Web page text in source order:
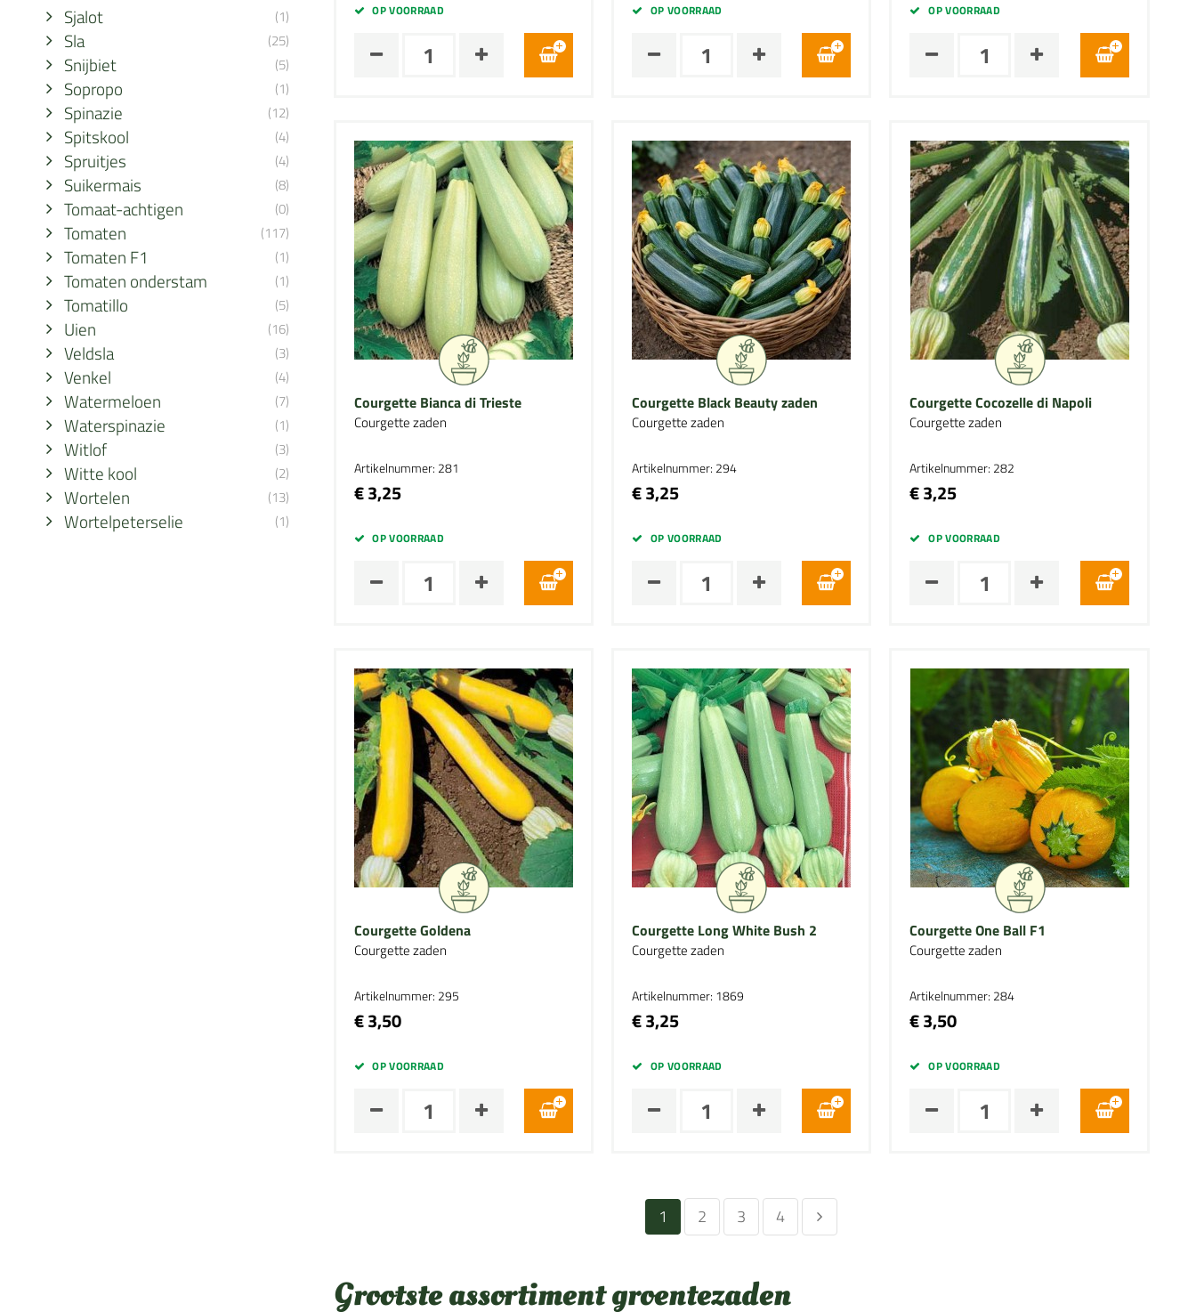
Sjalot (1)
Sla (25)
Snijbiet (5)
Sopropo (1)
Spinazie (12)
Spitskool (4)
Spruitjes (4)
Suikermais (8)
Tomaat-achtigen (0)
Tomaten (117)
Tomaten F1 (1)
Tomaten onderstam (1)
Tomatillo (5)
Uien (16)
Veldsla (3)
Venkel (4)
Watermeloen (7)
Waterspinazie (1)
Witlof (3)
Witte kool (2)
Wortelen (13)
Wortelpeterselie (1)
OP VOORRAAD OP VOORRAAD OP VOORRAAD
Courgette Bianca di Trieste
Courgette zaden
Artikelnummer: 281
€ 3,25
OP VOORRAAD
Courgette Black Beauty zaden
Courgette zaden
Artikelnummer: 294
€ 3,25
OP VOORRAAD
Courgette Cocozelle di Napoli
Courgette zaden
Artikelnummer: 282
€ 3,25
OP VOORRAAD
Courgette Goldena
Courgette zaden
Artikelnummer: 295
€ 3,50
OP VOORRAAD
Courgette Long White Bush 2
Courgette zaden
Artikelnummer: 1869
€ 3,25
OP VOORRAAD
Courgette One Ball F1
Courgette zaden
Artikelnummer: 284
€ 3,50
OP VOORRAAD
1 2 3 4
Grootste assortiment groentezaden